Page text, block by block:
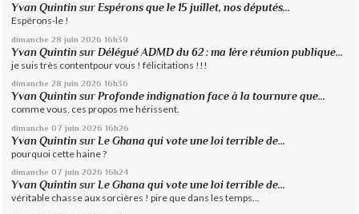
Yvan Quintin surEspérons que le 15 juillet, nos députés...
Espérons-le !
dimanche 28 juin 2026 16h39
Yvan Quintin surDélégué ADMD du 62 : ma 1ère réunion publique...
je suis très contentpour vous ! félicitations !!!
dimanche 28 juin 2026 16h36
Yvan Quintin surProfonde indignation face à la tournure que...
comme vous, ces propos me hérissent.
dimanche 07 juin 2026 16h26
Yvan Quintin sur Le Ghana qui vote une loi terrible de...
pourquoi cette haine ?
dimanche 07 juin 2026 16h24
Yvan Quintin surLe Ghana qui vote une loi terrible de...
véritable chasse aux sorcières ! pire que dans les temps...